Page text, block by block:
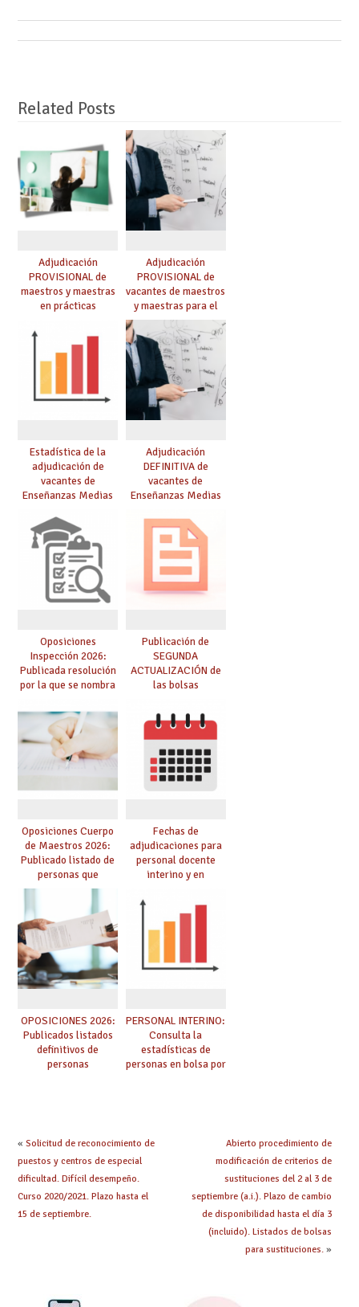
Related Posts
Adjudicación
PROVISIONAL de
maestros y maestras
en prácticas
Adjudicación
PROVISIONAL de
vacantes de maestros
y maestras para el
curso 26-27
Estadística de la
adjudicación de
vacantes de
Enseñanzas Medias
Adjudicación
DEFINITIVA de
vacantes de
Enseñanzas Medias
Oposiciones
Inspección 2026:
Publicada resolución
por la que se nombra
prácticas, se regulan
dichas prácticas y se
convoca acto público
de adjudicación
Publicación de
SEGUNDA
ACTUALIZACIÓN de
las bolsas
Cuerpo de Maestros
de especialidades
convocadas a
oposición
Oposiciones Cuerpo
de Maestros 2026:
Publicado listado de
personas que
adquieren nueva
especialidad
Fechas de
adjudicaciones para
personal docente
interino y en
debes saber
OPOSICIONES 2026:
Publicados listados
definitivos de
personas
PERSONAL INTERINO:
Consulta la
estadísticas de
personas en bolsa por
« Solicitud de reconocimiento de
puestos y centros de especial
dificultad. Difícil desempeño.
Curso 2020/2021. Plazo hasta el
15 de septiembre.
Abierto procedimiento de
modificación de criterios de
sustituciones del 2 al 3 de
septiembre (a.i.). Plazo de cambio
de disponibilidad hasta el día 3
(incluido). Listados de bolsas
para sustituciones.»